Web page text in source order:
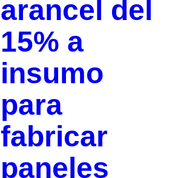
arancel del
15% a
insumo
para
fabricar
paneles